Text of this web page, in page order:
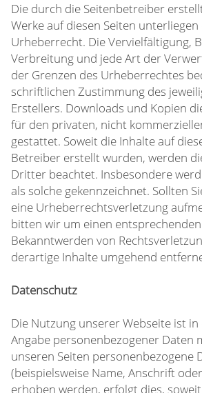
Die durch die Seitenbetreiber
Werke auf diesen Seiten
Urheberrecht. Die Vervielfältigung,
Verbreitung und jede Art der
der Grenzen des Urheberrechtes
schriftlichen Zustimmung des
Erstellers. Downloads und Kopien
für den privaten, nicht
gestattet. Soweit die Inhalte auf
Betreiber erstellt wurden, werden
Dritter beachtet. Insbesondere
als solche gekennzeichnet. Sollten
eine Urheberrechtsverletzung
bitten wir um einen
Bekanntwerden von
derartige Inhalte umgehend
Datenschutz
Die Nutzung unserer Webseite ist in
Angabe personenbezogener Daten
unseren Seiten personenbezogene
(beispielsweise Name, Anschrift
erhoben werden, erfolgt dies,